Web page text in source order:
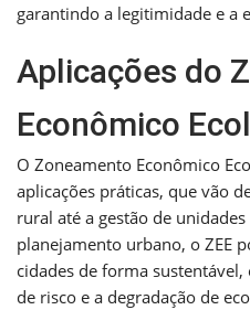
garantindo a legitimidade e a
Aplicações do
Econômico
O Zoneamento Econômico
aplicações práticas, que vão
rural até a gestão de
planejamento urbano, o ZEE
cidades de forma
de risco e a degradação de